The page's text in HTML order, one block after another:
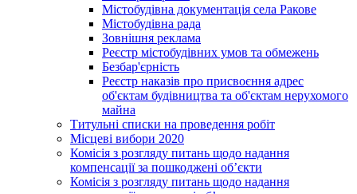
Містобудівна документація села Ракове
Містобудівна рада
Зовнішня реклама
Реєстр містобудівних умов та обмежень
Безбар'єрність
Реєстр наказів про присвоєння адрес
об'єктам будівництва та об'єктам нерухомого
майна
Титульні списки на проведення робіт
Місцеві вибори 2020
Комісія з розгляду питань щодо надання
компенсації за пошкоджені об’єкти
Комісія з розгляду питань щодо надання